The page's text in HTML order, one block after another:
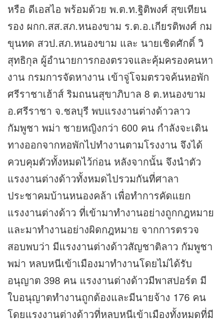
หรือ ดีเอสไอ พร้อมด้วย พ.ต.ท.ฐิติพงศ์ สุขเทียน
รอง ผกก.สส.สภ.หนองขาม ร.ต.อ.เกียรติพงศ์ กม
ขุนทด สวป.สภ.หนองขาม และ นายเชิดศักดิ์ วิ
สุทธิกุล ผู้อำนายการกองตรวจและคุ้มครองคนหา
งาน กรมการจัดหางาน เข้าจู่โจมตรวจค้นหอพัก
ศรีราชาเฮ้าส์ ริมถนนสุขาภิบาล 8 ต.หนองขาม
อ.ศรีราชา จ.ชลบุรี พบแรงงานต่างด้าวลาว
กัมพูชา พม่า ชายหญิงกว่า 600 คน กำลังจะเดิน
ทางออกจากหอพักไปทำงานตามโรงงาน จึงได้
ควบคุมตัวทั้งหมดไว้ก่อน หลังจากนั้น จึงนำตัว
แรงงานต่างด้าวทั้งหมดไปรวมกันที่ศาลา
ประชาคมบ้านหนองคล้า เพื่อทำการคัดแยก
แรงงานต่างด้าว ที่เข้ามาทำงานอย่างถูกกฎหมาย
และมาทำงานอย่างผิดกฎหมาย จากการตรวจ
สอบพบว่า มีแรงงานต่างด้าวสัญชาติลาว กัมพูชา
พม่า หลบหนีเข้าเมืองมาทำงานโดยไม่ได้รับ
อนุญาต 398 คน แรงงานต่างด้าวมีพาสปอร์ต มี
ใบอนุญาตทำงานถูกต้องและมีนายจ้าง 176 คน
โดยแรงงานต่างด้าวที่หลบหนีเข้าเมืองทั้งหมดที่มี